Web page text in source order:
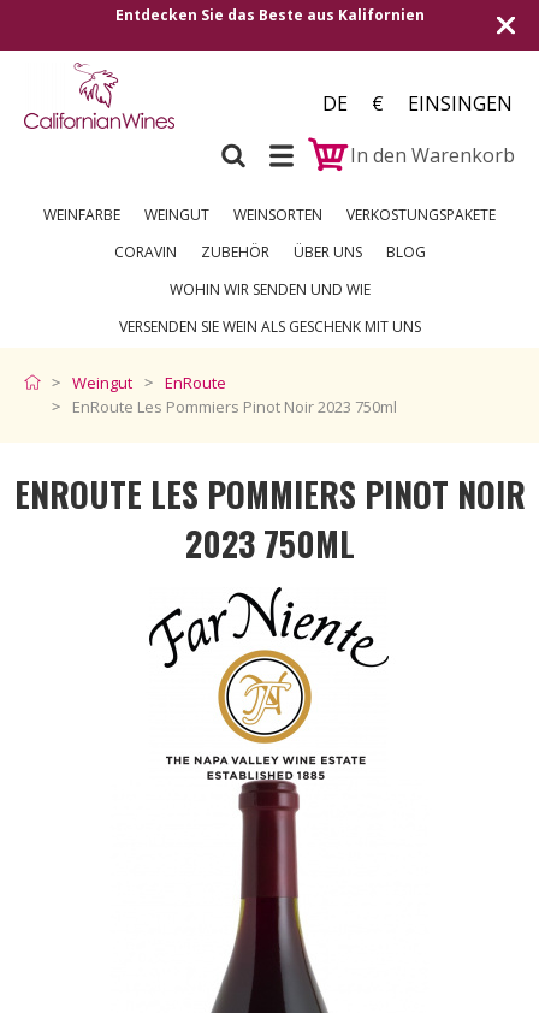
aus Kalifornien
Versand in alle europäischen
250 €
DE €
EINSINGEN
In den Warenkorb
WEINFARBE WEINGUT WEINSORTEN
VERKOSTUNGSPAKETE
CORAVIN
ZUBEHÖR ÜBER UNS
BLOG
WOHIN WIR SENDEN UND WIE
VERSENDEN SIE WEIN ALS GESCHENK MIT UNS
Weingut
EnRoute
EnRoute Les Pommiers Pinot Noir 2023 750ml
ENROUTE LES POMMIERS PINOT NOIR
2023 750ML